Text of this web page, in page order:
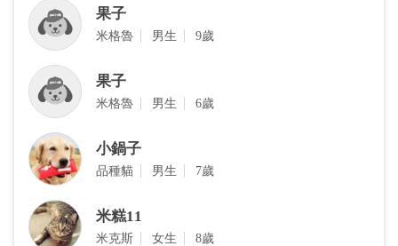
果子
米格魯 男生 9歲
果子
米格魯 男生 6歲
小鍋子
品種貓 男生 7歲
米糕11
米克斯 女生 8歲